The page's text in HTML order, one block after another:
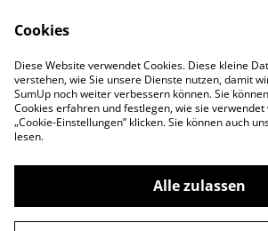
Datenschutzbestimmu
Erklärung zur
Barrierefreiheit
©2026Lee D. Böhm
Cookies
Diese Website verwendet Cookies. Diese kleine
verstehen, wie Sie unsere Dienste nutzen, damit
SumUp noch weiter verbessern können. Sie
Cookies erfahren und festlegen, wie sie
„Cookie-Einstellungen” klicken. Sie können auch
lesen.
Alle zulassen